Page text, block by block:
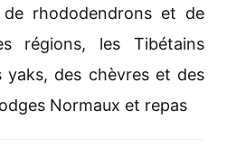
rhododendrons et de
régions, les Tibétains
des chèvres et des
Normaux et repas